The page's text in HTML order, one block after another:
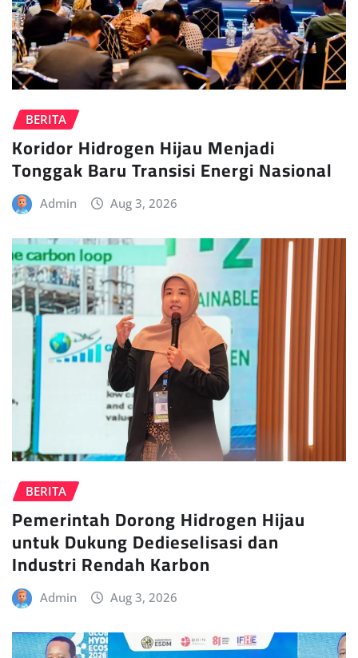
BERITA
Koridor Hidrogen Hijau Menjadi
Tonggak Baru Transisi Energi Nasional
Admin Aug 3, 2026
BERITA
Pemerintah Dorong Hidrogen Hijau
untuk Dukung Dedieselisasi dan
Industri Rendah Karbon
Admin Aug 3, 2026